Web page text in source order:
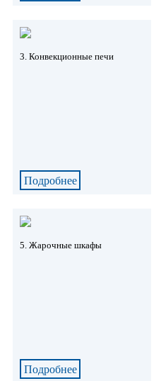
3. Конвекционные печи
Подробнее
5. Жарочные шкафы
Подробнее